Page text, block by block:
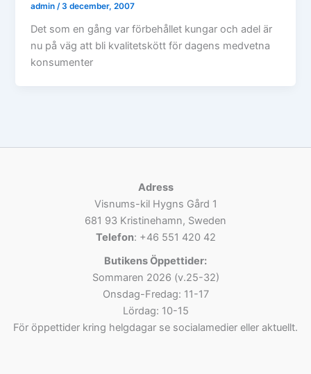
admin/3 december, 2007
Det som en gång var förbehållet kungar och adel är
nu på väg att bli kvalitetskött för dagens medvetna
konsumenter
Adress
Visnums-kil Hygns Gård 1
681 93 Kristinehamn, Sweden
Telefon: +46 551 420 42
Butikens Öppettider:
Sommaren 2026 (v.25-32)
Onsdag-Fredag: 11-17
Lördag: 10-15
För öppettider kring helgdagar se socialamedier eller aktuellt.